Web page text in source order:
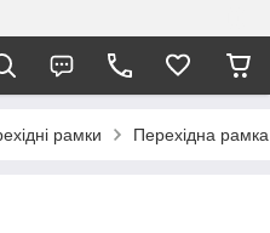
рамки Перехідна